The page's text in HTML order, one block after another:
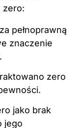
zero:
pełnoprawną
znaczenie
zero
jako brak
jego